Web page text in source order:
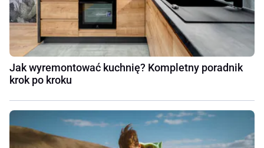
Jak wyremontować kuchnię? Kompletny poradnik
krok po kroku